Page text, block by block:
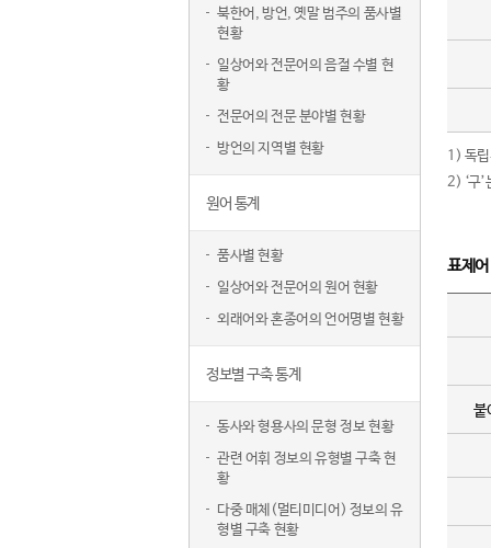
북한어, 방언, 옛말 범주의 품사별
현황
일상어와 전문어의 음절 수별 현
황
전문어의 전문 분야별 현황
방언의 지역별 현황
원어 통계
품사별 현황
일상어와 전문어의 원어 현황
외래어와 혼종어의 언어명별 현황
정보별 구축 통계
동사와 형용사의 문형 정보 현황
관련 어휘 정보의 유형별 구축 현
황
다중 매체(멀티미디어) 정보의 유
형별 구축 현황
1) 독립
2) ‘구
표제
붙